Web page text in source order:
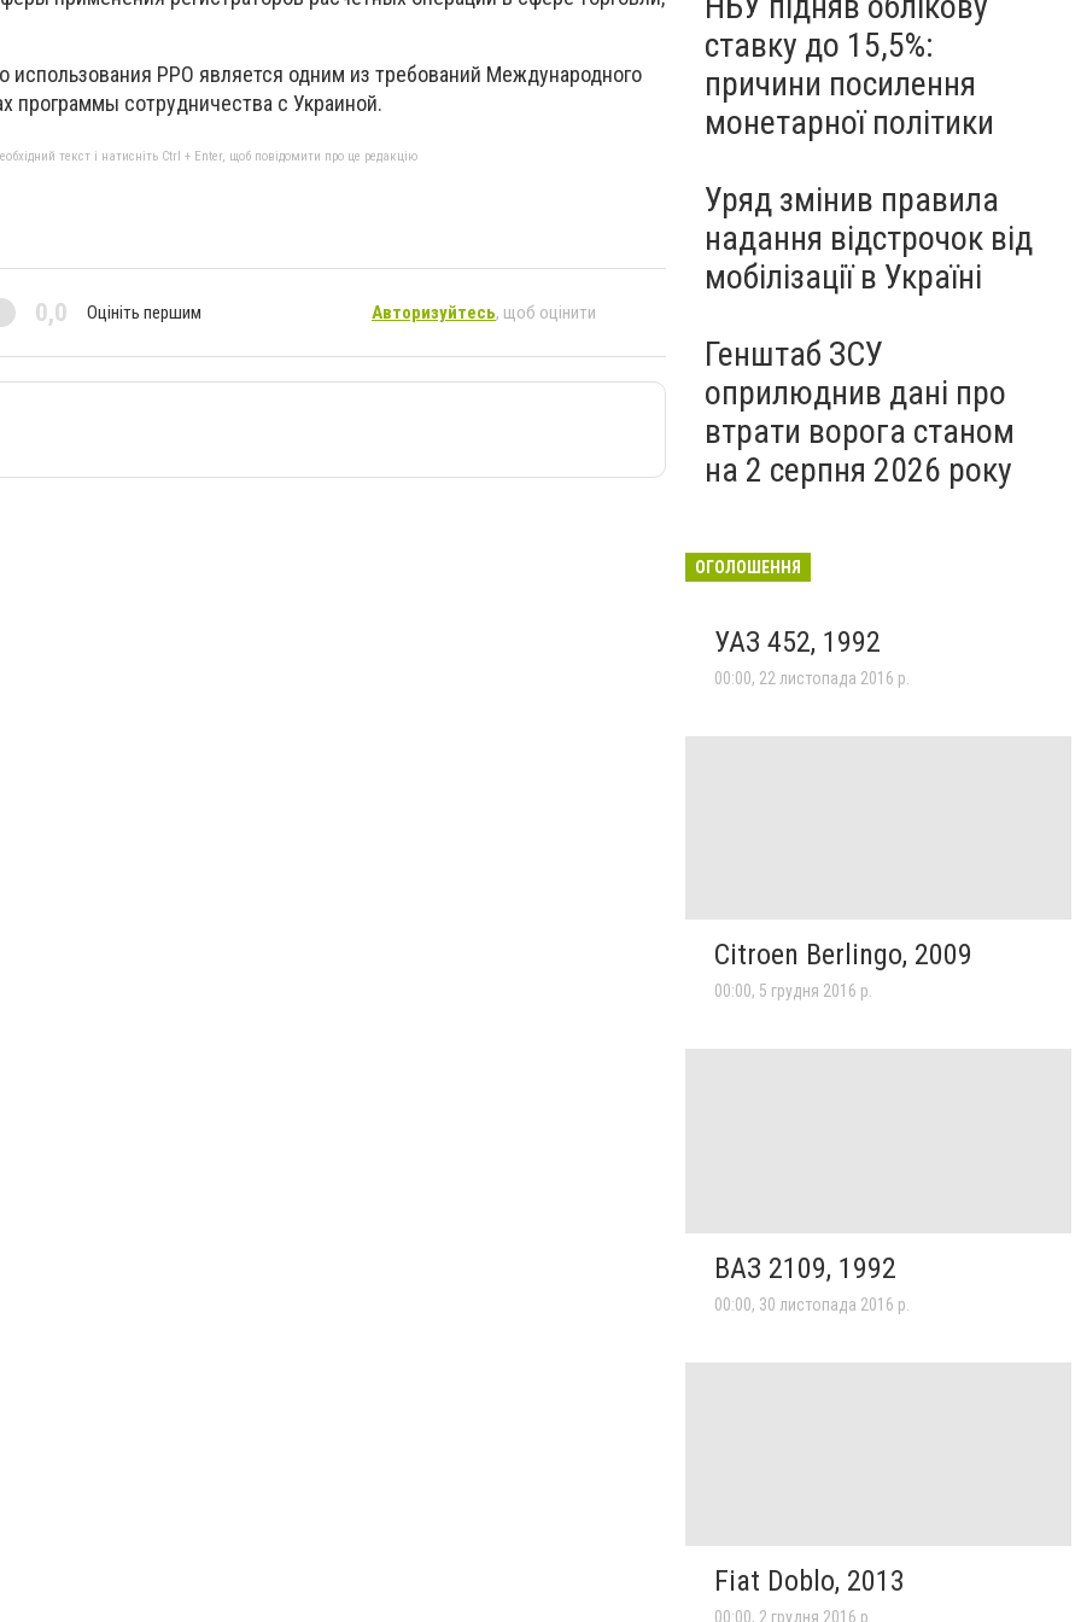
использования РРО является одним из требований Международного
программы сотрудничества с Украиной.
текст і натисніть Ctrl + Enter, щоб повідомити про це редакцію
0,0 Оцініть першим Авторизуйтесь, щоб оцінити
ставку до 15,5%:
причини посилення
монетарної політики
Уряд змінив правила
надання відстрочок від
мобілізації в Україні
Генштаб ЗСУ
оприлюднив дані про
втрати ворога станом
на 2 серпня 2026 року
ОГОЛОШЕННЯ
УАЗ 452, 1992
00:00, 22 листопада 2016 р.
Citroen Berlingo, 2009
00:00, 5 грудня 2016 р.
ВАЗ 2109, 1992
00:00, 30 листопада 2016 р.
Fiat Doblo, 2013
00:00, 2 грудня 2016 р.